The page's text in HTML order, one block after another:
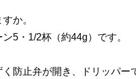
か。
5・1/2杯（約44g）です。
防止弁が開き、ドリッパー